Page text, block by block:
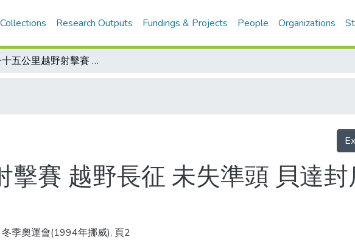
Research Outputs Fundings & Projects People Organizations
女子十五公里越野射擊賽 越野長征 未失準頭 貝達封后 北美第一遭
擊賽 越野長征 未失準頭 貝達
冬季奧運會(1994年挪威), 頁2